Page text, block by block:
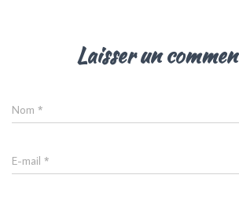
Laisser un
Nom *
E-mail *